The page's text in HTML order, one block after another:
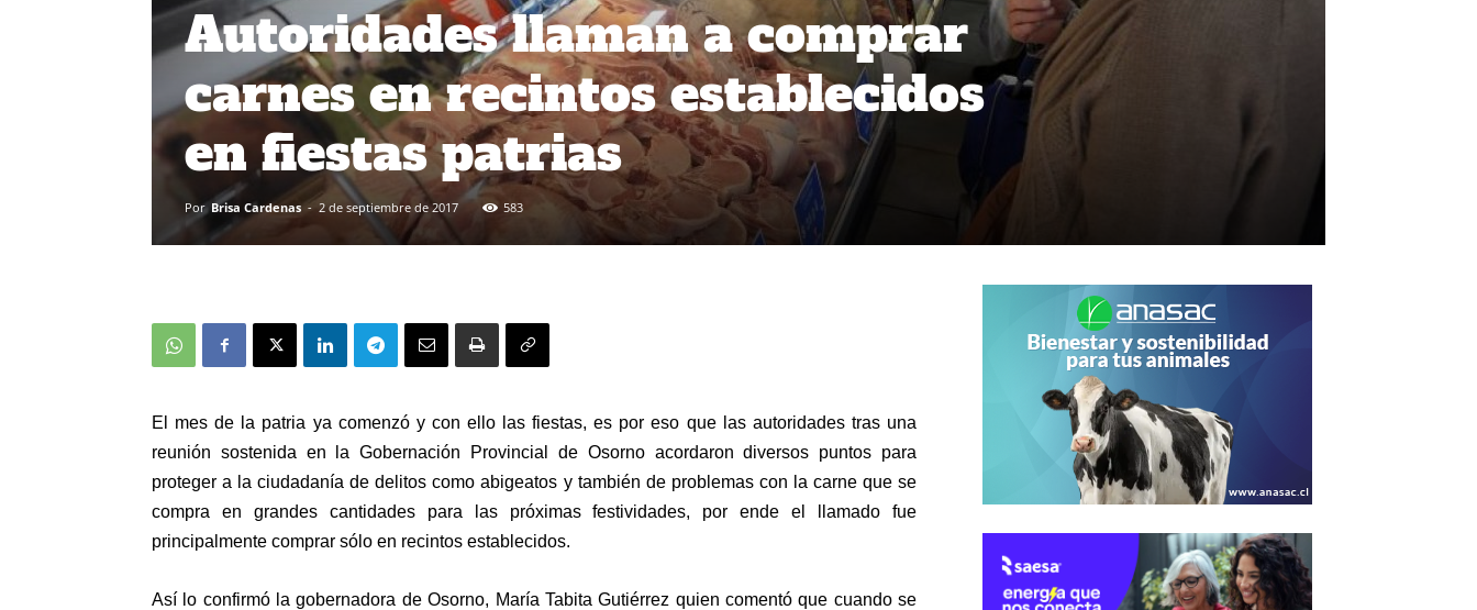
Autoridades llaman a comprar
carnes en recintos establecidos
en fiestas patrias
Por Brisa Cardenas - 2 de septiembre de 2017 583
El mes de la patria ya comenzó y con ello las fiestas, es por eso que las autoridades tras una
reunión sostenida en la Gobernación Provincial de Osorno acordaron diversos puntos para
proteger a la ciudadanía de delitos como abigeatos y también de problemas con la carne que se
compra en grandes cantidades para las próximas festividades, por ende el llamado fue
principalmente comprar sólo en recintos establecidos.
Así lo confirmó la gobernadora de Osorno, María Tabita Gutiérrez quien comentó que cuando se